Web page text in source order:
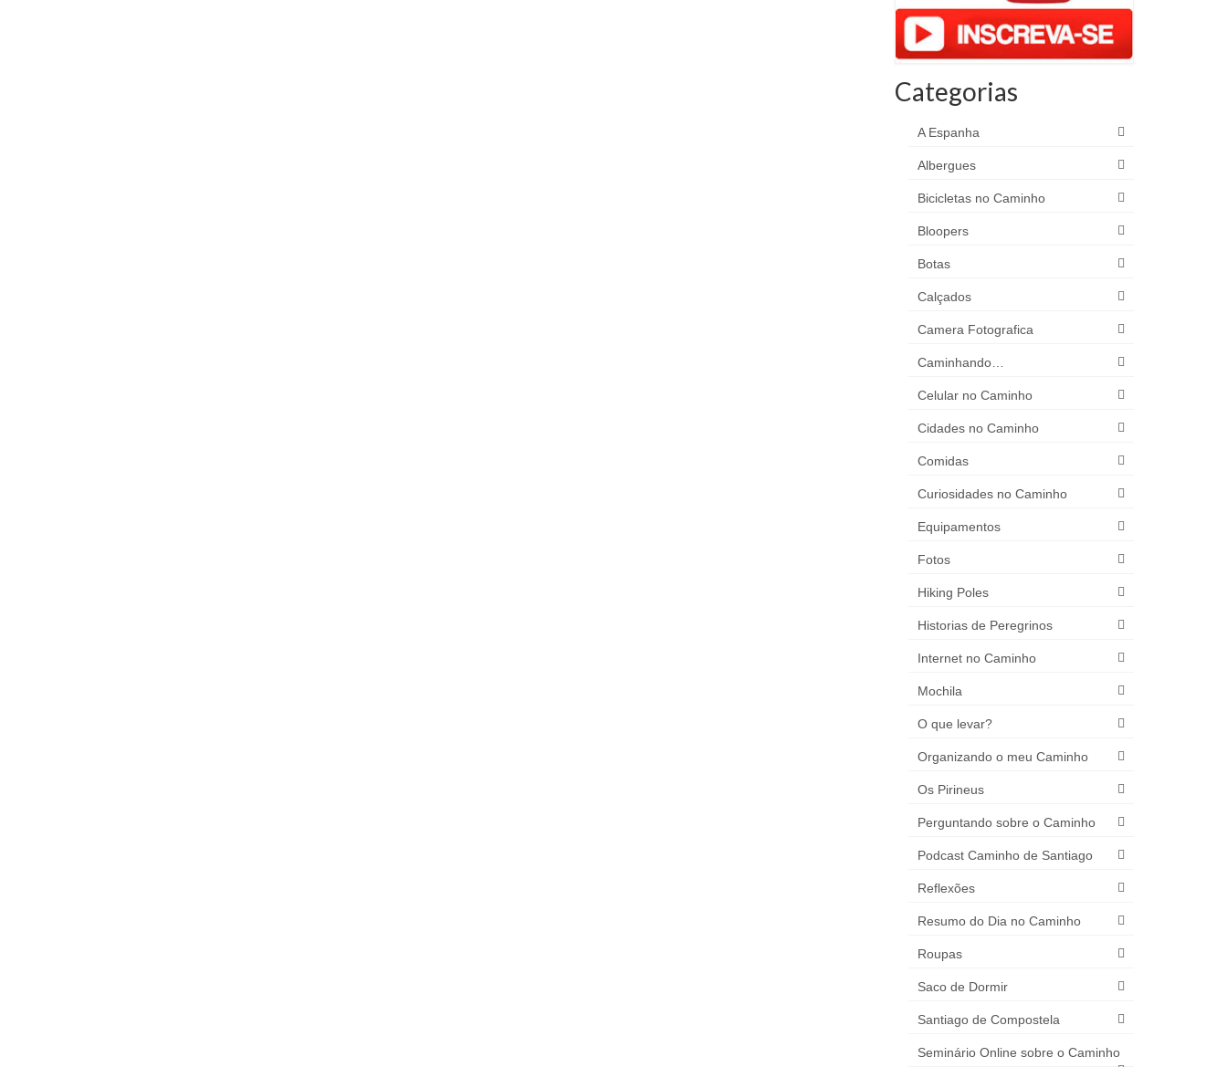
Categorias
A Espanha
Albergues
Bicicletas no Caminho
Bloopers
Botas
Calçados
Camera Fotografica
Caminhando…
Celular no Caminho
Cidades no Caminho
Comidas
Curiosidades no Caminho
Equipamentos
Fotos
Hiking Poles
Historias de Peregrinos
Internet no Caminho
Mochila
O que levar?
Organizando o meu Caminho
Os Pirineus
Perguntando sobre o Caminho
Podcast Caminho de Santiago
Reflexões
Resumo do Dia no Caminho
Roupas
Saco de Dormir
Santiago de Compostela
Seminário Online sobre o Caminho